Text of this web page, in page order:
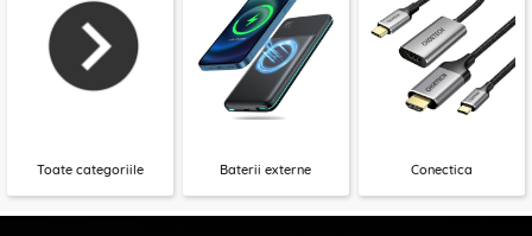
Toate categoriile Baterii externe Conectica